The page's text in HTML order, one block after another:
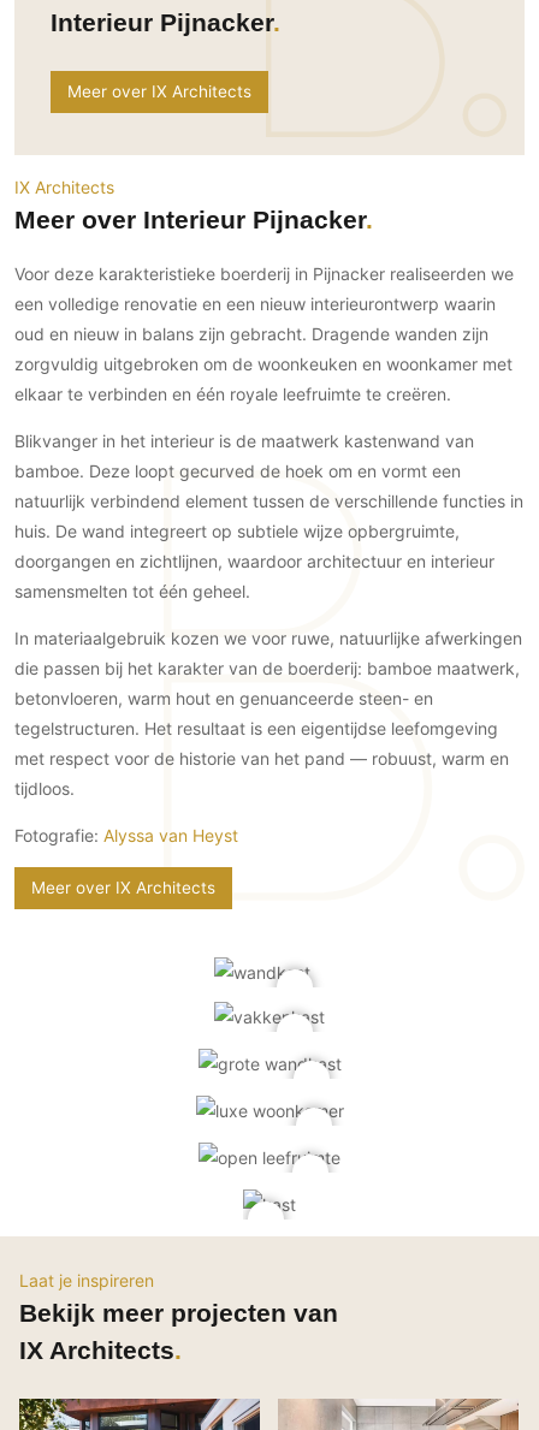
Woondecoratie
Inrichting
Roomdividers
Bedden
Meubels
Verlichting
Interieurbouw
Trappen
Keukens
Keukenapparatuur
Keukenbladen
Keukenaccessoires
Keukenkranen
Ramen en deuren
Binnendeuren
Aluminium deuren
Houten deuren
Stalen deuren
Systeemwanden
Deurbeslag
Natuursteen en keramiek vloeren
Vloerkleden
Afwerking
Wandafwerking
Behang / Wandtextiel
Ramen
Deursystemen
Glazen wandsystemen
Vouwwanden
Garagedeuren
Zonwering
Buitenshutters
Overig
3D visualisaties
Gevel
Gevelbekleding
Stucwerk
Schilderwerk buiten
Tuinmeubelen
Omheining
Hekwerken en poorten
Zwemmen
Tuin wellness
Vloer
Buitenvloeren
Natuursteen en keramiek
buitenvloeren
Vlonders
Zonwering
Zonwering buiten
Kinderkamer
Slaapkamer
Toilet
Wellness
Werkkamer
Wijnkelder
Woonkamer
Buitenkijken
Bijgebouw / Poolhouse
Terrasoverkapping
Tuin
Villa
Zwembad
Zakelijk
Horeca
Kantoor
Interieur Pijnacker
Meer over IX Architects
IX Architects
Meer over Interieur Pijnacker
Voor deze karakteristieke boerderij in Pijnacker realiseerden we
een volledige renovatie en een nieuw interieurontwerp waarin
oud en nieuw in balans zijn gebracht. Dragende wanden zijn
zorgvuldig uitgebroken om de woonkeuken en woonkamer met
elkaar te verbinden en één royale leefruimte te creëren.
Blikvanger in het interieur is de maatwerk kastenwand van
bamboe. Deze loopt gecurved de hoek om en vormt een
natuurlijk verbindend element tussen de verschillende functies in
huis. De wand integreert op subtiele wijze opbergruimte,
doorgangen en zichtlijnen, waardoor architectuur en interieur
samensmelten tot één geheel.
In materiaalgebruik kozen we voor ruwe, natuurlijke afwerkingen
die passen bij het karakter van de boerderij: bamboe maatwerk,
betonvloeren, warm hout en genuanceerde steen- en
tegelstructuren. Het resultaat is een eigentijdse leefomgeving
met respect voor de historie van het pand — robuust, warm en
tijdloos.
Fotografie: Alyssa van Heyst
Meer over IX Architects
Laat je inspireren
Bekijk meer projecten van
IX Architects